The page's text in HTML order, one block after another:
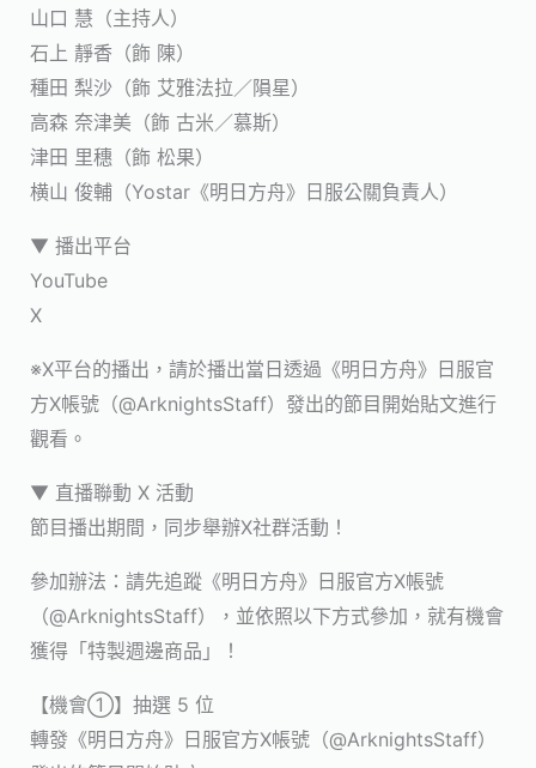
山口 慧（主持人）
石上 靜香（飾 陳）
種田 梨沙（飾 艾雅法拉／隕星）
高森 奈津美（飾 古米／慕斯）
津田 里穗（飾 松果）
横山 俊輔（Yostar《明日方舟》日服公關負責人）
▼ 播出平台
YouTube
X
※X平台的播出，請於播出當日透過《明日方舟》日服官
方X帳號（@ArknightsStaff）發出的節目開始貼文進行
觀看。
▼ 直播聯動 X 活動
節目播出期間，同步舉辦X社群活動！
參加辦法：請先追蹤《明日方舟》日服官方X帳號
（@ArknightsStaff），並依照以下方式參加，就有機會
獲得「特製週邊商品」！
【機會①】抽選 5 位
轉發《明日方舟》日服官方X帳號（@ArknightsStaff）